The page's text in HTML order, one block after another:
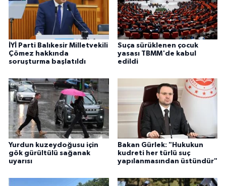
İYİ Parti Balıkesir Milletvekili
Çömez hakkında
soruşturma başlatıldı
Suça sürüklenen çocuk
yasası TBMM'de kabul
edildi
Yurdun kuzeydoğusu için
gök gürültülü sağanak
uyarısı
Bakan Gürlek: "Hukukun
kudreti her türlü suç
yapılanmasından üstündür"